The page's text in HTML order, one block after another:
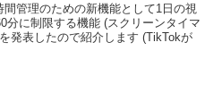
管理のための新機能として1日の視
分に制限する機能 (スクリーンタイマ
発表したので紹介します (TikTokが